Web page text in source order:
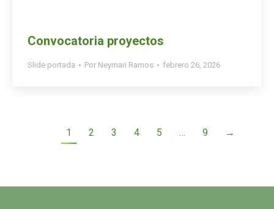
Convocatoria proyectos
Slide portada Por Neymari Ramos febrero 26, 2026
1 2 3 4 5 … 9 →